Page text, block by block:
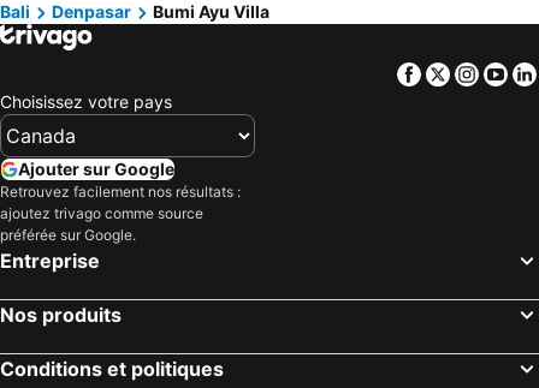
Bali
Denpasar Bumi Ayu Villa
Facebook
Twitter
Choisissez votre pays
Ajouter sur Google
Retrouvez facilement nos résultats :
ajoutez trivago comme source
préférée sur Google.
Entreprise
Nos produits
Conditions et politiques